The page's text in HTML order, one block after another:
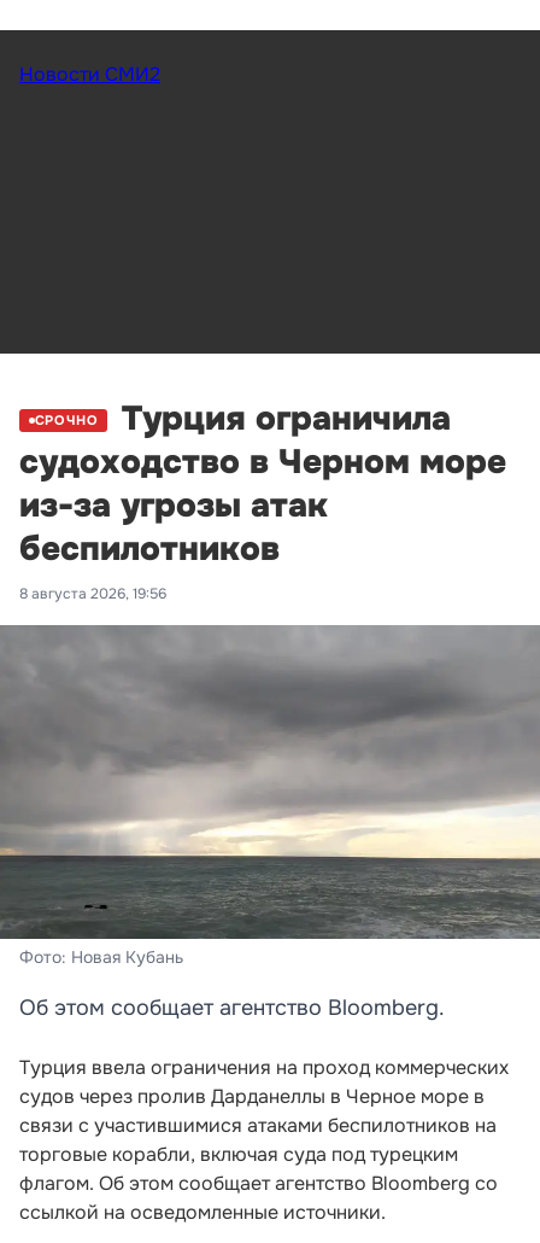
Новости СМИ2
СРОЧНО
Турция ограничила
судоходство в Черном море
из-за угрозы атак
беспилотников
8 августа 2026, 19:56
Фото: Новая Кубань
Об этом сообщает агентство Bloomberg.
Турция ввела ограничения на проход коммерческих
судов через пролив Дарданеллы в Черное море в
связи с участившимися атаками беспилотников на
торговые корабли, включая суда под турецким
флагом. Об этом сообщает агентство Bloomberg со
ссылкой на осведомленные источники.